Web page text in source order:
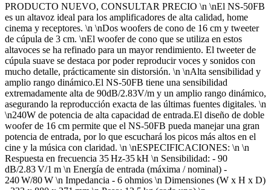
PRODUCTO NUEVO, CONSULTAR PRECIO \n \nEl NS-50FB
es un altavoz ideal para los amplificadores de alta calidad, home
cinema y receptores. \n \nDos woofers de cono de 16 cm y tweeter
de cúpula de 3 cm. \nEl woofer de cono que se utiliza en estos
altavoces se ha refinado para un mayor rendimiento. El tweeter de
cúpula suave se destaca por poder reproducir voces y sonidos con
mucho detalle, prácticamente sin distorsión. \n \nAlta sensibilidad y
amplio rango dinámico.El NS-50FB tiene una sensibilidad
extremadamente alta de 90dB/2.83V/m y un amplio rango dinámico,
asegurando la reproducción exacta de las últimas fuentes digitales. \n
\n240W de potencia de alta capacidad de entrada.El diseño de doble
woofer de 16 cm permite que el NS-50FB pueda manejar una gran
potencia de entrada, por lo que escuchará los picos más altos en el
cine y la música con claridad. \n \nESPECIFICACIONES: \n \n
Respuesta en frecuencia 35 Hz-35 kH \n Sensibilidad: - 90
dB/2.83 V/1 m \n Energía de entrada (máxima / nominal) -
240 W/80 W \n Impedancia - 6 ohmios \n Dimensiones (W x H x D)